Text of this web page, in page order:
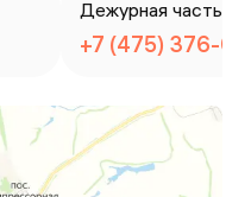
Дежурная часть
+7 (475) 376-